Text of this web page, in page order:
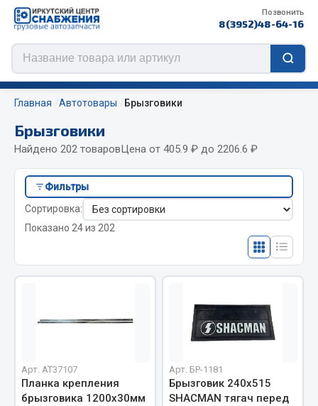
Позвонить
8(3952)48-64-16
Цепи противоскольжения
ЦЕПИ РОССИЯ
ЦЕПИ BOHU (Китай)
Изготовление цепей на колеса BOHU
Весь раздел
Отопители салона, подогреватели
Жидкостные подогреватели
Отопители салона
Главная Автотовары Брызговики
Брызговики
Найдено 202 товаровЦена от 405.9 ₽ до 2206.6 ₽
Фильтры
Сортировка:
Показано 24 из 202
Арт. AT37107
Планка крепления
брызговика 1200х30мм
Арт. БР-1181
Брызговик 240х515
SHACMAN тягач перед